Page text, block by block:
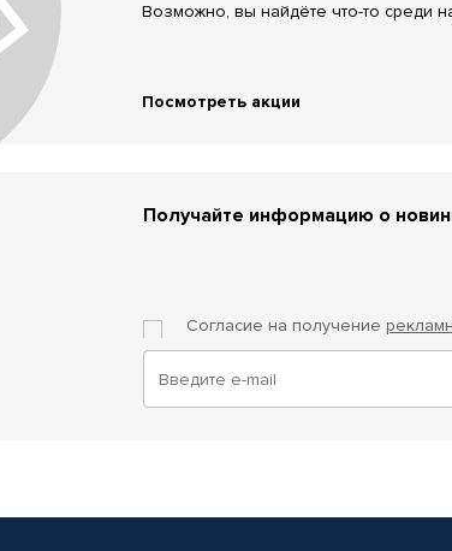
Возможно, вы найдёте что-то среди
Посмотреть акции
Получайте информацию о
Согласие на получение